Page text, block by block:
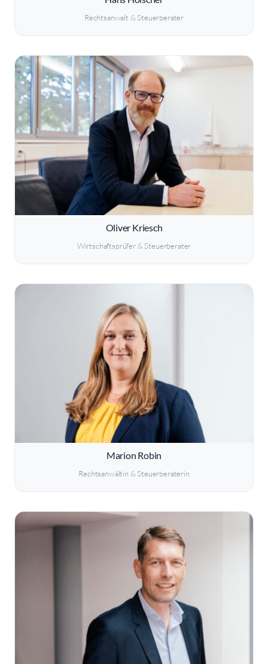
Rechtsanwalt & Steuerberater
Oliver Kriesch
Wirtschaftsprüfer & Steuerberater
Marion Robin
Rechtsanwältin & Steuerberaterin